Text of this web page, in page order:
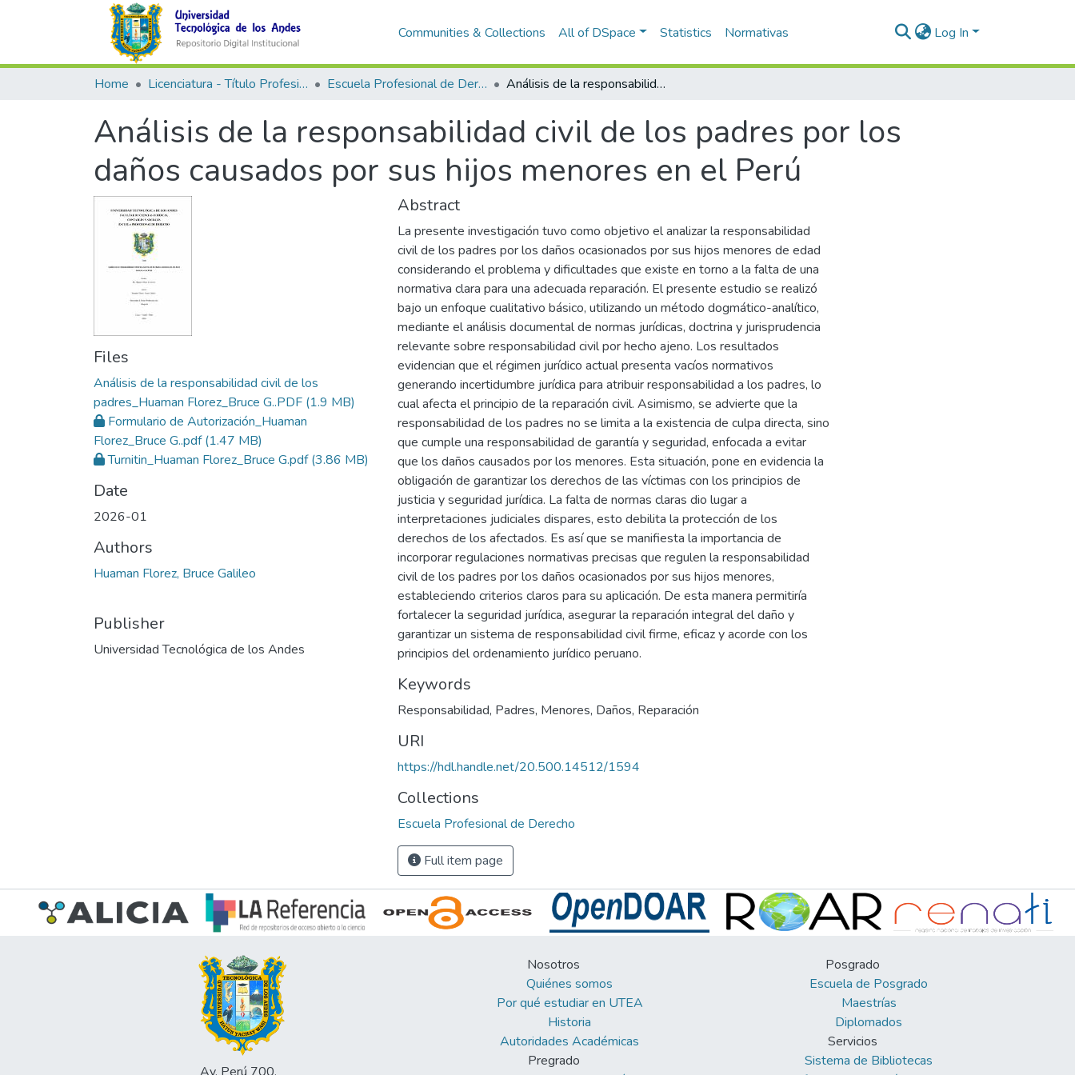
Communities & Collections All of DSpace Statistics Normativas Log In
Home Licenciatura - Título Profesional Escuela Profesional de Derecho Análisis de la responsabilidad civil de los padres por los daños causados por sus hijos menores en el Perú
Análisis de la responsabilidad civil de los padres por los
daños causados por sus hijos menores en el Perú
Files
Análisis de la responsabilidad civil de los
padres_Huaman Florez_Bruce G..PDF (1.9 MB)
Formulario de Autorización_Huaman
Florez_Bruce G..pdf(1.47 MB)
Turnitin_Huaman Florez_Bruce G.pdf(3.86 MB)
Date
2026-01
Authors
Huaman Florez, Bruce Galileo
Publisher
Universidad Tecnológica de los Andes
Abstract
La presente investigación tuvo como objetivo el analizar la responsabilidad
civil de los padres por los daños ocasionados por sus hijos menores de edad
considerando el problema y dificultades que existe en torno a la falta de una
normativa clara para una adecuada reparación. El presente estudio se realizó
bajo un enfoque cualitativo básico, utilizando un método dogmático-analítico,
mediante el análisis documental de normas jurídicas, doctrina y jurisprudencia
relevante sobre responsabilidad civil por hecho ajeno. Los resultados
evidencian que el régimen jurídico actual presenta vacíos normativos
generando incertidumbre jurídica para atribuir responsabilidad a los padres, lo
cual afecta el principio de la reparación civil. Asimismo, se advierte que la
responsabilidad de los padres no se limita a la existencia de culpa directa, sino
que cumple una responsabilidad de garantía y seguridad, enfocada a evitar
que los daños causados por los menores. Esta situación, pone en evidencia la
obligación de garantizar los derechos de las víctimas con los principios de
justicia y seguridad jurídica. La falta de normas claras dio lugar a
interpretaciones judiciales dispares, esto debilita la protección de los
derechos de los afectados. Es así que se manifiesta la importancia de
incorporar regulaciones normativas precisas que regulen la responsabilidad
civil de los padres por los daños ocasionados por sus hijos menores,
estableciendo criterios claros para su aplicación. De esta manera permitiría
fortalecer la seguridad jurídica, asegurar la reparación integral del daño y
garantizar un sistema de responsabilidad civil firme, eficaz y acorde con los
principios del ordenamiento jurídico peruano.
Keywords
Responsabilidad, Padres, Menores, Daños, Reparación
URI
https://hdl.handle.net/20.500.14512/1594
Collections
Escuela Profesional de Derecho
Full item page
Nosotros
Quiénes somos
Por qué estudiar en UTEA
Historia
Autoridades Académicas
Pregrado
Posgrado
Escuela de Posgrado
Maestrías
Diplomados
Servicios
Sistema de Bibliotecas